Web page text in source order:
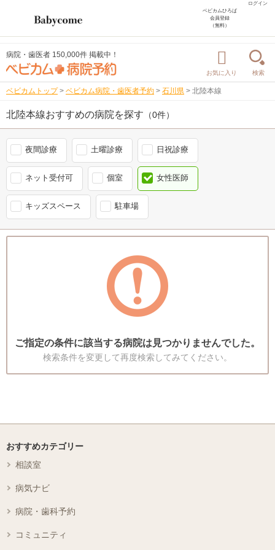
ログイン
ベビカムひろば
会員登録
（無料）
病院・歯医者 150,000件 掲載中！
お気に入り 検索
ベビカムトップ > ベビカム病院・歯医者予約 > 石川県 > 北陸本線
北陸本線おすすめの病院を探す （0件）
夜間診療 土曜診療 日祝診療
ネット受付可 個室 女性医師
キッズスペース 駐車場
ご指定の条件に該当する病院は見つかりませんでした。
検索条件を変更して再度検索してみてください。
おすすめカテゴリー
相談室
病気ナビ
病院・歯科予約
コミュニティ